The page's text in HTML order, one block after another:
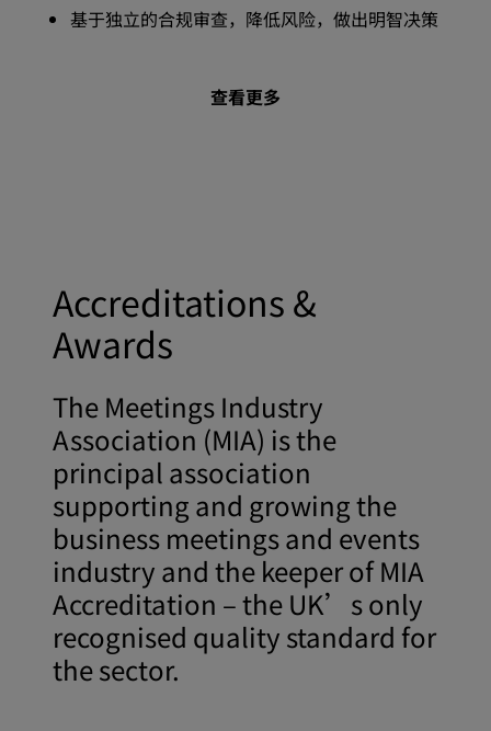
基于独立的合规审查，降低风险，做出明智决策
查看更多
Accreditations &
Awards
The Meetings Industry
Association (MIA) is the
principal association
supporting and growing the
business meetings and events
industry and the keeper of MIA
Accreditation – the UK’s only
recognised quality standard for
the sector.